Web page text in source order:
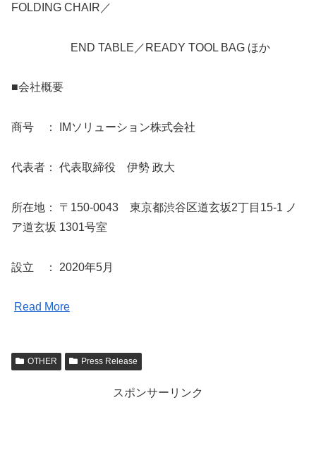
FOLDING CHAIR／
END TABLE／READY TOOL BAG ほか
■会社概要
商号 ： IMソリューション株式会社
代表者： 代表取締役 伊勢 政大
所在地： 〒150-0043 東京都渋谷区道玄坂2丁目15-1 ノ
ア道玄坂 1301号室
設立 ： 2020年5月
Read More
OTHER Press Release
スポンサーリンク